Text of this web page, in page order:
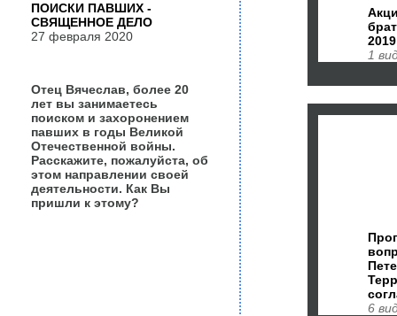
2019
1
6
ПОИСКИ ПАВШИХ -
СВЯЩЕННОЕ ДЕЛО
27 февраля 2020
Отец Вячеслав, более 20
лет вы занимаетесь
поиском и захоронением
павших в годы Великой
Отечественной войны.
Расскажите, пожалуйста, об
этом направлении своей
деятельности. Как Вы
пришли к этому?